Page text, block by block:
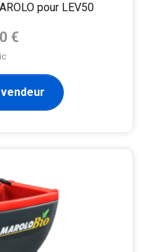
pour LEV50
€